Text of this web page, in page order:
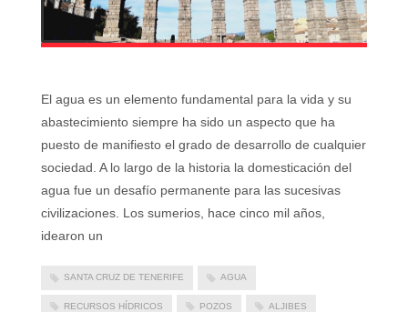
El agua es un elemento fundamental para la vida y su
abastecimiento siempre ha sido un aspecto que ha
puesto de manifiesto el grado de desarrollo de cualquier
sociedad. A lo largo de la historia la domesticación del
agua fue un desafío permanente para las sucesivas
civilizaciones. Los sumerios, hace cinco mil años,
idearon un
SANTA CRUZ DE TENERIFE AGUA
RECURSOS HÍDRICOS POZOS ALJIBES